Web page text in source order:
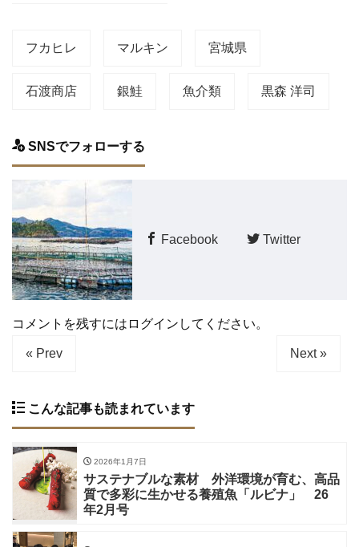
フカヒレ マルキン 宮城県
石渡商店 銀鮭 魚介類 黒森 洋司
SNSでフォローする
Facebook Twitter
コメントを残すにはログインしてください。
« Prev Next »
こんな記事も読まれています
2026年1月7日
サステナブルな素材 外洋環境が育む、高品
質で多彩に生かせる養殖魚「ルビナ」 26
年2月号